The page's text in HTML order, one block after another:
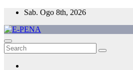
Skip
content
Sab. Ogo 8th, 2026
E-PENA
Berita Digital Terkini